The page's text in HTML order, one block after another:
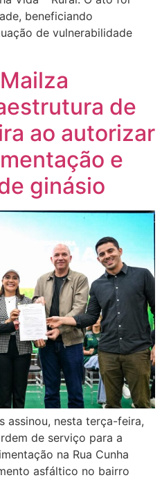
beneficiando
de vulnerabilidade
de
ao autorizar
e
ginásio
assinou, nesta terça-feira,
de serviço para a
na Rua Cunha
asfáltico no bairro